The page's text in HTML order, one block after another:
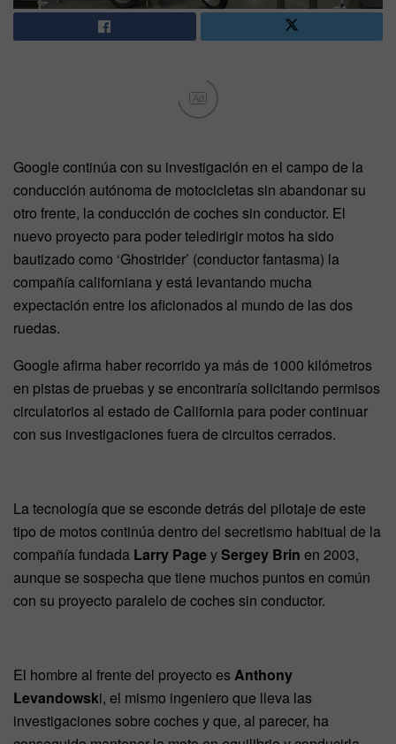
Ad
Google continúa con su investigación en el campo de la
conducción autónoma de motocicletas sin abandonar su
otro frente, la conducción de coches sin conductor. El
nuevo proyecto para poder teledirigir motos ha sido
bautizado como ‘Ghostrider’ (conductor fantasma) la
compañía californiana y está levantando mucha
expectación entre los aficionados al mundo de las dos
ruedas.
Google afirma haber recorrido ya más de 1000 kilómetros
en pistas de pruebas y se encontraría solicitando permisos
circulatorios al estado de California para poder continuar
con sus investigaciones fuera de circuitos cerrados.
La tecnología que se esconde detrás del pilotaje de este
tipo de motos continúa dentro del secretismo habitual de la
compañía fundada Larry PageySergey Brin en 2003,
aunque se sospecha que tiene muchos puntos en común
con su proyecto paralelo de coches sin conductor.
El hombre al frente del proyecto esAnthony
Levandowski, el mismo ingeniero que lleva las
investigaciones sobre coches y que, al parecer, ha